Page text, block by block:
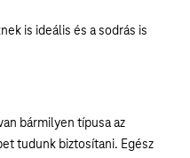
is ideális és a sodrás is
bármilyen típusa az
tudunk biztosítani. Egész